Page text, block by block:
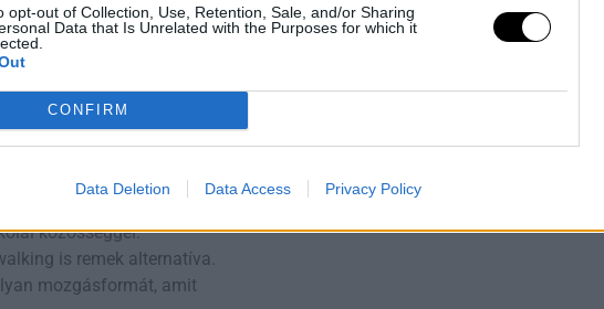
opt-out of Collection, Use, Retention, Sale, and/or Sharing
Data that Is Unrelated with the Purposes for which it
CONFIRM
Data Deletion Data Access Privacy Policy
az
testmozgásis​is ér
valamint a
közeli parkban vagy
közösséggel.
is remek alternatíva.
mozgásformát, amit